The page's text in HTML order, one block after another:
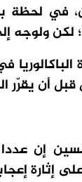
في لحظة
لكن ولوجه
أن يقرّر
إن عددا
إثارة